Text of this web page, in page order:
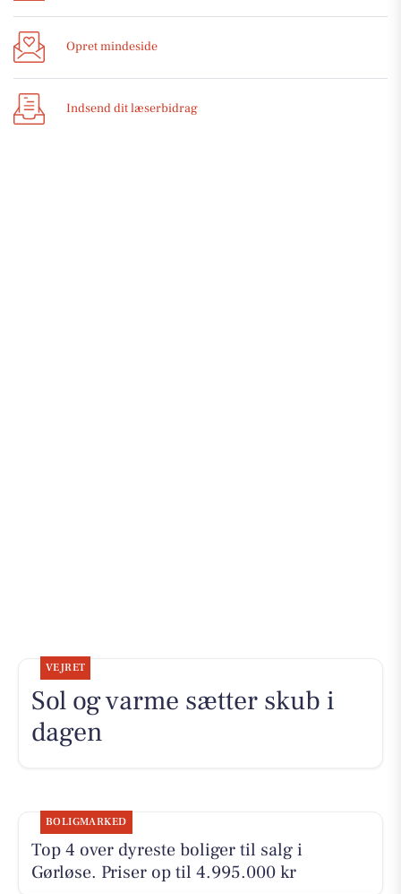
Opret mindeside
Indsend dit læserbidrag
VEJRET
Sol og varme sætter skub i
dagen
BOLIGMARKED
Top 4 over dyreste boliger til salg i
Gørløse. Priser op til 4.995.000 kr